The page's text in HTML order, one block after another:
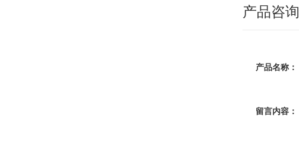
产品咨询
产品名称：
留言内容：